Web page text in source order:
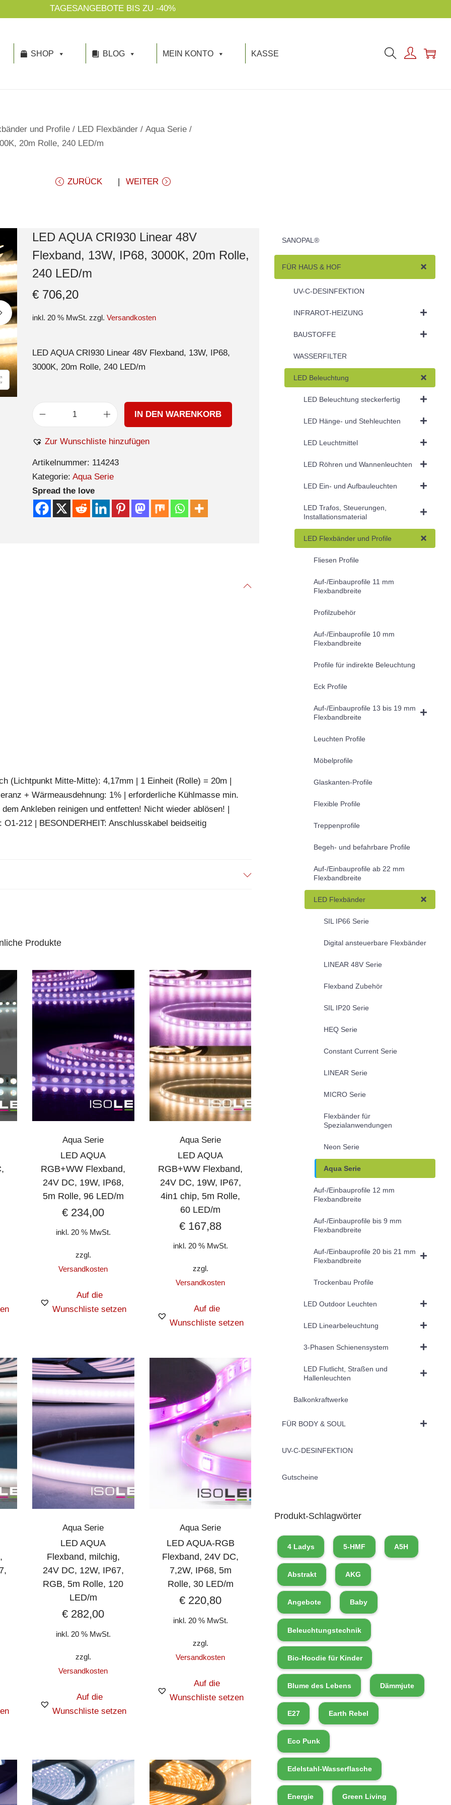
NACHHALTIGKEIT IST UNSER THEMA!
SHOP BLOG MEIN KONTO KASSE
und Profile / LED Flexbänder / Aqua Serie /
20m Rolle, 240 LED/m
ZURÜCK WEITER
LED AQUA CRI930 Linear 48V
Flexband, 13W, IP68, 3000K, 20m Rolle,
240 LED/m
€706,20
inkl. 20 % MwSt. zzgl. Versandkosten
LED AQUA CRI930 Linear 48V Flexband, 13W, IP68,
3000K, 20m Rolle, 240 LED/m
IN DEN WARENKORB
Zur Wunschliste hinzufügen
Artikelnummer: 114243
Kategorie: Aqua Serie
Spread the love
(Lichtpunkt Mitte-Mitte): 4,17mm | 1 Einheit (Rolle) = 20m |
+ Wärmeausdehnung: 1% | erforderliche Kühlmasse min.
Ankleben reinigen und entfetten! Nicht wieder ablösen! |
212 | BESONDERHEIT: Anschlusskabel beidseitig
Produkte
Aqua Serie
LED AQUA
RGB+WW Flexband,
24V DC, 19W, IP68,
5m Rolle, 96 LED/m
€ 234,00
inkl. 20 % MwSt.
zzgl.
Versandkosten
Auf die
Wunschliste setzen
Aqua Serie
LED AQUA
RGB+WW Flexband,
24V DC, 19W, IP67,
4in1 chip, 5m Rolle,
60 LED/m
€ 167,88
inkl. 20 % MwSt.
zzgl.
Versandkosten
Auf die
Wunschliste setzen
Aqua Serie
LED AQUA
Flexband, milchig,
24V DC, 12W, IP67,
RGB, 5m Rolle, 120
LED/m
€ 282,00
inkl. 20 % MwSt.
zzgl.
Versandkosten
Auf die
Wunschliste setzen
Aqua Serie
LED AQUA-RGB
Flexband, 24V DC,
7,2W, IP68, 5m
Rolle, 30 LED/m
€ 220,80
inkl. 20 % MwSt.
zzgl.
Versandkosten
Auf die
Wunschliste setzen
SANOPAL®
FÜR HAUS & HOF
UV-C-DESINFEKTION
INFRAROT-HEIZUNG
BAUSTOFFE
WASSERFILTER
LED Beleuchtung
LED Beleuchtung steckerfertig
LED Hänge- und Stehleuchten
LED Leuchtmittel
LED Röhren und Wannenleuchten
LED Ein- und Aufbauleuchten
LED Trafos, Steuerungen,
Installationsmaterial
LED Flexbänder und Profile
Fliesen Profile
Auf-/Einbauprofile 11 mm
Flexbandbreite
Profilzubehör
Auf-/Einbauprofile 10 mm
Flexbandbreite
Profile für indirekte Beleuchtung
Eck Profile
Auf-/Einbauprofile 13 bis 19 mm
Flexbandbreite
Leuchten Profile
Möbelprofile
Glaskanten-Profile
Flexible Profile
Treppenprofile
Begeh- und befahrbare Profile
Auf-/Einbauprofile ab 22 mm
Flexbandbreite
LED Flexbänder
SIL IP66 Serie
Digital ansteuerbare Flexbänder
LINEAR 48V Serie
Flexband Zubehör
SIL IP20 Serie
HEQ Serie
Constant Current Serie
LINEAR Serie
MICRO Serie
Flexbänder für
Spezialanwendungen
Neon Serie
Aqua Serie
Auf-/Einbauprofile 12 mm
Flexbandbreite
Auf-/Einbauprofile bis 9 mm
Flexbandbreite
Auf-/Einbauprofile 20 bis 21 mm
Flexbandbreite
Trockenbau Profile
LED Outdoor Leuchten
LED Linearbeleuchtung
3-Phasen Schienensystem
LED Flutlicht, Straßen und
Hallenleuchten
Balkonkraftwerke
FÜR BODY & SOUL
UV-C-DESINFEKTION
Gutscheine
Produkt-Schlagwörter
4 Ladys 5-HMF A5H
Abstrakt AKG
Angebote Baby
Beleuchtungstechnik
Bio-Hoodie für Kinder
Blume des Lebens Dämmjute
E27 Earth Rebel
Eco Punk
Edelstahl-Wasserflasche
Energie Green Living